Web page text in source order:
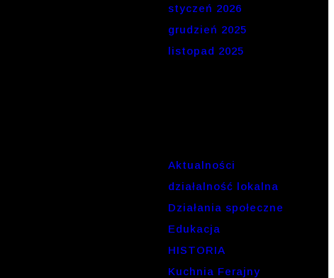
styczeń 2026
grudzień 2025
listopad 2025
Aktualności
działalność lokalna
Działania społeczne
Edukacja
HISTORIA
Kuchnia Ferajny